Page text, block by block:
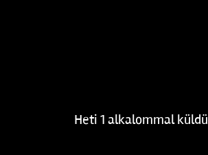
Heti 1 alkalommal